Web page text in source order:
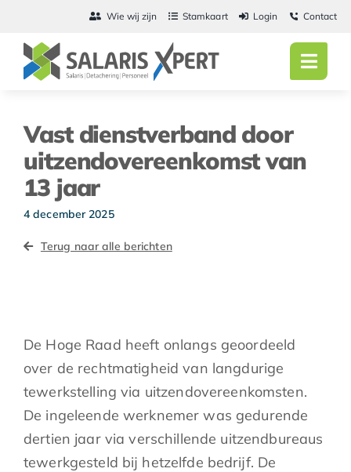
inhoud
Wie wij zijn Stamkaart Login Contact
Vast dienstverband door
uitzendovereenkomst van
13 jaar
4 december 2025
Terug naar alle berichten
De Hoge Raad heeft onlangs geoordeeld
over de rechtmatigheid van langdurige
tewerkstelling via uitzendovereenkomsten.
De ingeleende werknemer was gedurende
dertien jaar via verschillende uitzendbureaus
tewerkgesteld bij hetzelfde bedrijf. De